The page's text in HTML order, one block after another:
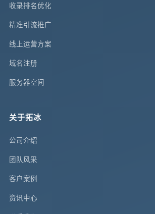
收录排名优化
精准引流推广
线上运营方案
域名注册
服务器空间
关于拓冰
公司介绍
团队风采
客户案例
资讯中心